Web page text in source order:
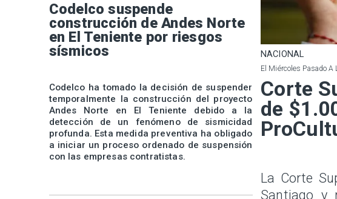
Codelco suspende
construcción de Andes Norte
en El Teniente por riesgos
sísmicos
Codelco ha tomado la decisión de suspender
temporalmente la construcción del proyecto
Andes Norte en El Teniente debido a la
detección de un fenómeno de sismicidad
profunda. Esta medida preventiva ha obligado
a iniciar un proceso ordenado de suspensión
con las empresas contratistas.
NACIONAL
El Miércoles Pasado A
Corte
de
La Corte
Santiago y